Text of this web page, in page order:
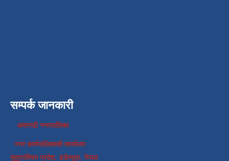
सम्पर्क जानकारी
अमरगढी नगरपालिका
नगर कार्यपालिकाको कार्यालय
सुदुरपश्चिम प्रदेश, डडेल्धुरा, नेपाल